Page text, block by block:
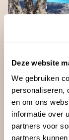
Deze website
We gebruiken
personaliseren,
en om ons
informatie over
partners voor
partners
E Tre
Vlakbij
Intieme tuin
Serene
Loungebar
Zwembad